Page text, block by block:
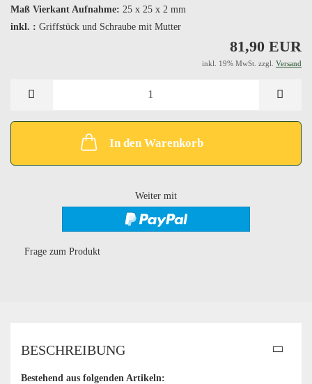
Maß Vierkant Aufnahme: 25 x 25 x 2 mm
inkl. : Griffstück und Schraube mit Mutter
81,90 EUR
inkl. 19% MwSt. zzgl. Versand
In den Warenkorb
Weiter mit
Frage zum Produkt
BESCHREIBUNG
Bestehend aus folgenden Artikeln: